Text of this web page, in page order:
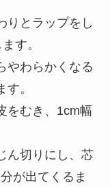
りとラップをし
す。
やわらかくなる
。
をむき、1cm幅
ん切りにし、芯
が出てくるま